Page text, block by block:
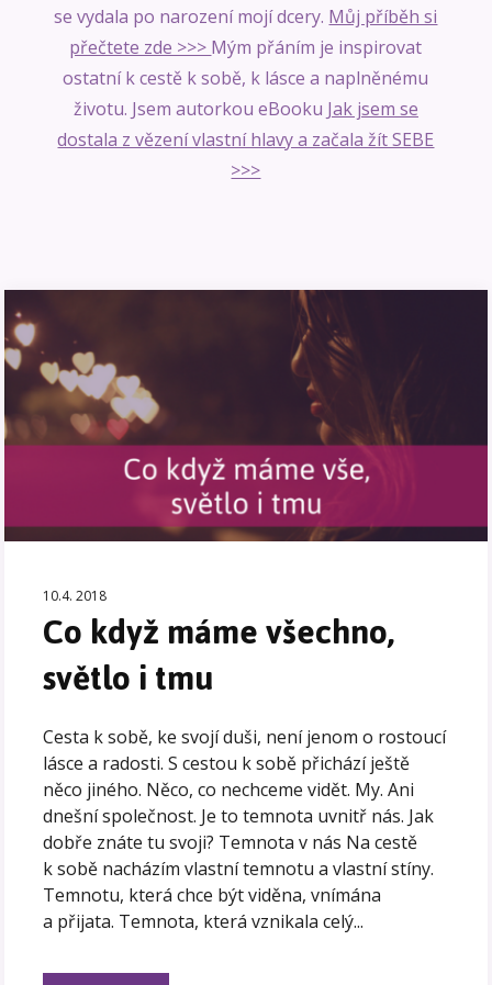
se vydala po narození mojí dcery. Můj příběh si
přečtete zde >>> Mým přáním je inspirovat
ostatní k cestě k sobě, k lásce a naplněnému
životu. Jsem autorkou eBooku Jak jsem se
dostala z vězení vlastní hlavy a začala žít SEBE
>>>
10.4. 2018
Co když máme všechno,
světlo i tmu
Cesta k sobě, ke svojí duši, není jenom o rostoucí
lásce a radosti. S cestou k sobě přichází ještě
něco jiného. Něco, co nechceme vidět. My. Ani
dnešní společnost. Je to temnota uvnitř nás. Jak
dobře znáte tu svoji? Temnota v nás Na cestě
k sobě nacházím vlastní temnotu a vlastní stíny.
Temnotu, která chce být viděna, vnímána
a přijata. Temnota, která vznikala celý...